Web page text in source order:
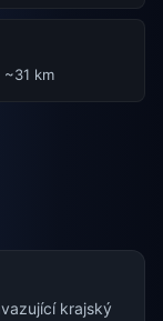
~31 km
krajský